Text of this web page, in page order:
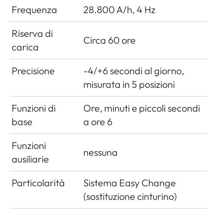
Frequenza
28.800 A/h, 4 Hz
Riserva di
carica
Circa 60 ore
Precisione
-4/+6 secondi al giorno,
misurata in 5 posizioni
Funzioni di
base
Ore, minuti e piccoli secondi
a ore 6
Funzioni
ausiliarie
nessuna
Particolarità
Sistema Easy Change
(sostituzione cinturino)